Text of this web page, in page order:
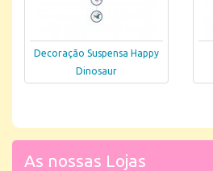
Decoração Suspensa Happy
Dinosaur
As nossas Lojas